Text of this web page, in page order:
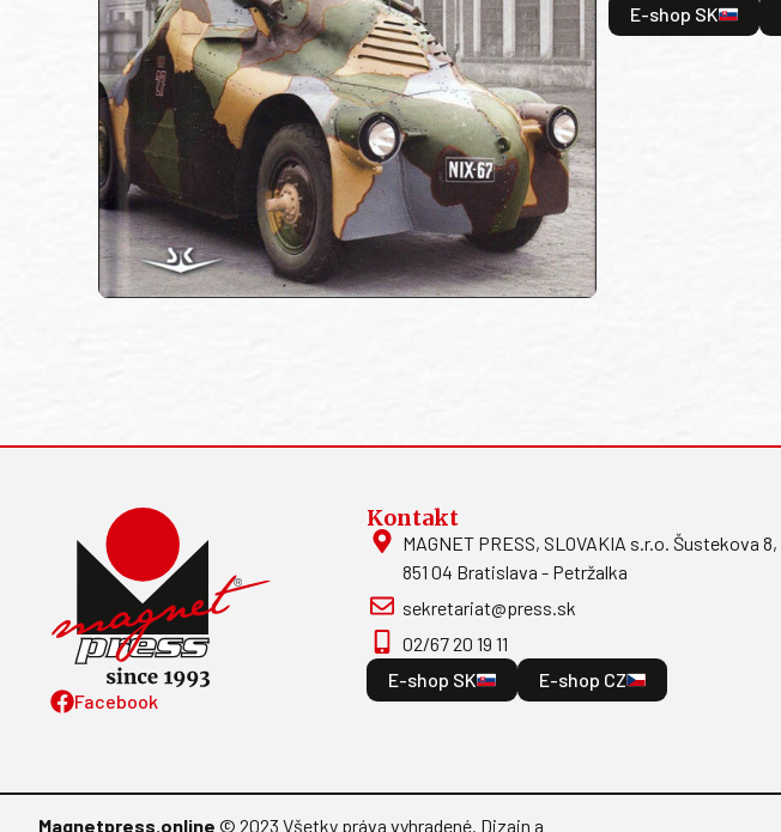
E-shop SK
Facebook
Kontakt
MAGNET PRESS, SLOVAKIA s.r.o. Šustekova 8,
851 04 Bratislava - Petržalka
sekretariat@press.sk
02/67 20 19 11
E-shop SK
E-shop CZ
Magnetpress.online © 2023 Všetky práva vyhradené. Dizajn a